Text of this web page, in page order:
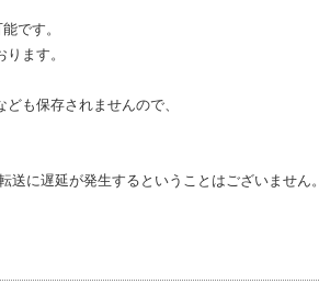
です。
ます。
も保存されませんので、
に遅延が発生するということはございません。